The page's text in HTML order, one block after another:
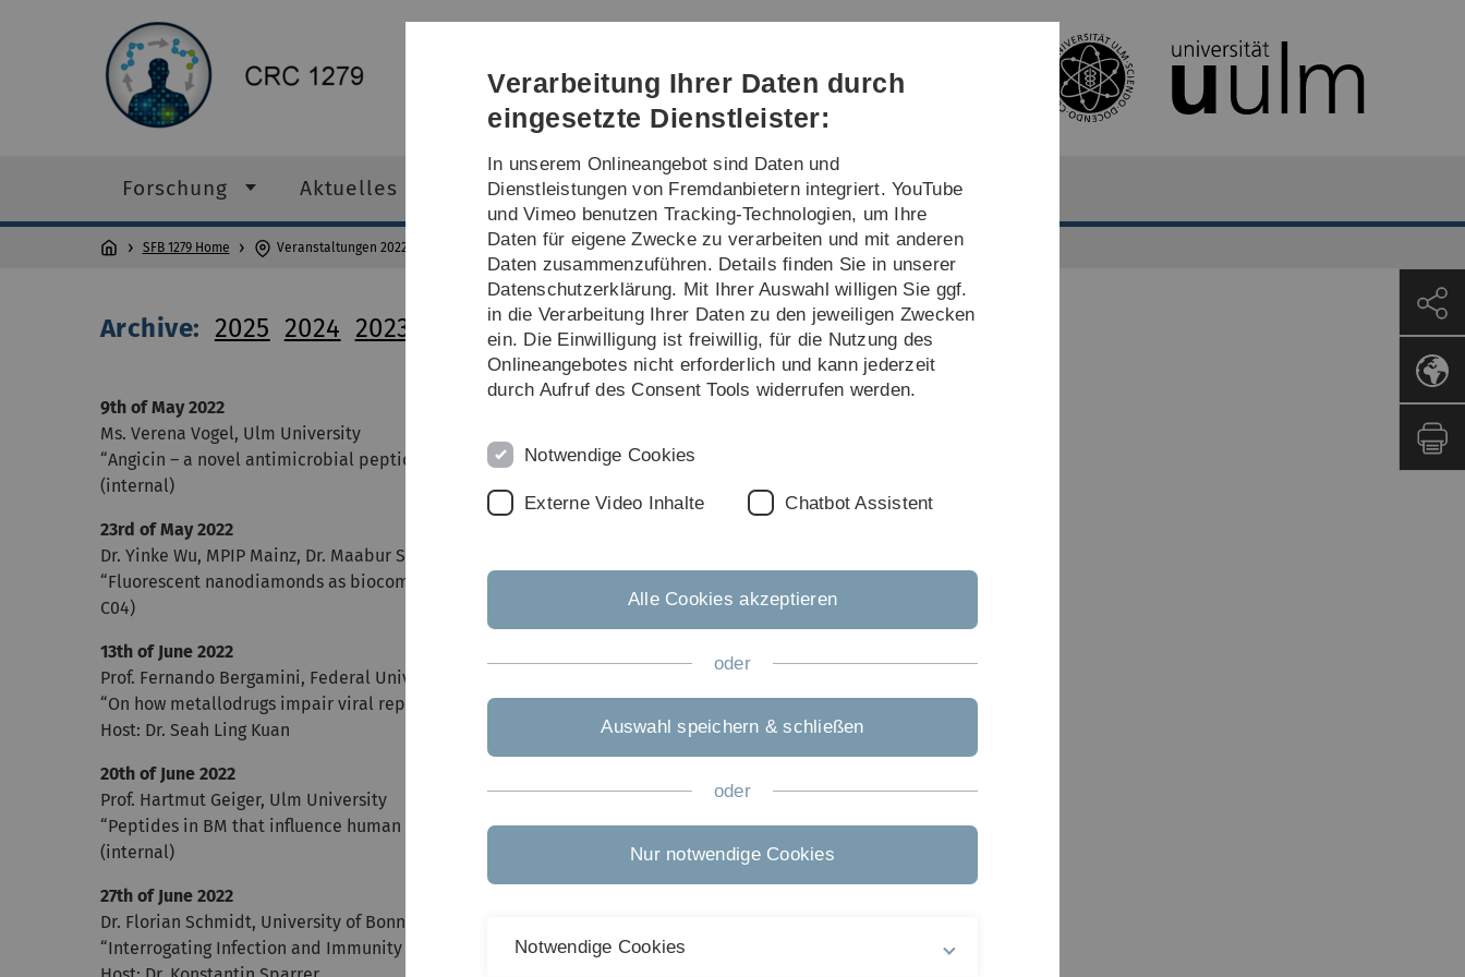
Direkt
Direkt
Direkt
(Sprache,
Drucken,
Social
Direkt
Direkt
SFB 1279 Home
Forschung Aktuelles Veranstaltungen Karriereförderung
SFB 1279 Home Veranstaltungen 2022
Archive: 2025 2024 2023 2021 2020 2019 2018 2017
9th of May 2022
Ms. Verena Vogel, Ulm University
“Angicin – a novel antimicrobial peptide of streptococcal origin” (Project A02)
(internal)
23rd of May 2022
Dr. Yinke Wu, MPIP Mainz, Dr. Maabur Sow, Ulm University
“Fluorescent nanodiamonds as biocompatible sensors for the detection of intracellular signals” (Project
C04)
13th of June 2022
Prof. Fernando Bergamini, Federal University of Uberlândia, Brazil
“On how metallodrugs impair viral replication: an overview”
Host: Dr. Seah Ling Kuan
20th of June 2022
Prof. Hartmut Geiger, Ulm University
“Peptides in BM that influence human hematopoiesis” (Project B02)
(internal)
27th of June 2022
Dr. Florian Schmidt, University of Bonn
“Interrogating Infection and Immunity with Camelid Nanobodies”
Verarbeitung Ihrer Daten durch
eingesetzte Dienstleister:
In unserem Onlineangebot sind Daten und
Dienstleistungen von Fremdanbietern integriert. YouTube
und Vimeo benutzen Tracking-Technologien, um Ihre
Daten für eigene Zwecke zu verarbeiten und mit anderen
Daten zusammenzuführen. Details finden Sie in unserer
Datenschutzerklärung. Mit Ihrer Auswahl willigen Sie ggf.
in die Verarbeitung Ihrer Daten zu den jeweiligen Zwecken
ein. Die Einwilligung ist freiwillig, für die Nutzung des
Onlineangebotes nicht erforderlich und kann jederzeit
durch Aufruf des Consent Tools widerrufen werden.
Notwendige Cookies
Externe Video Inhalte Chatbot Assistent
Alle Cookies akzeptieren
oder
Auswahl speichern & schließen
oder
Nur notwendige Cookies
Notwendige Cookies